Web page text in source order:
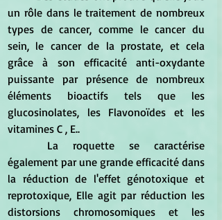
un rôle dans le traitement de nombreux
types de cancer, comme le cancer du
sein, le cancer de la prostate, et cela
grâce à son efficacité anti-oxydante
puissante par présence de nombreux
éléments bioactifs tels que les
glucosinolates, les Flavonoïdes et les
vitamines C , E..
également par une grande efficacité dans
la réduction de l'effet génotoxique et
reprotoxique, Elle agit par réduction les
distorsions chromosomiques et les